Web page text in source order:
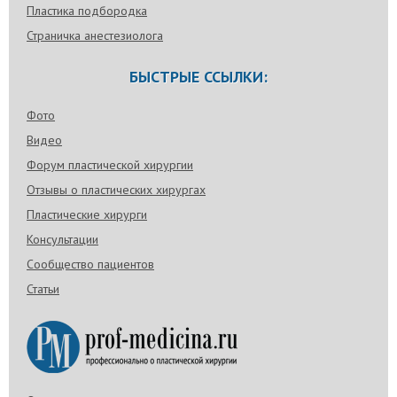
Пластика подбородка
Страничка анестезиолога
БЫСТРЫЕ ССЫЛКИ:
Фото
Видео
Форум пластической хирургии
Отзывы о пластических хирургах
Пластические хирурги
Консультации
Сообщество пациентов
Статьи